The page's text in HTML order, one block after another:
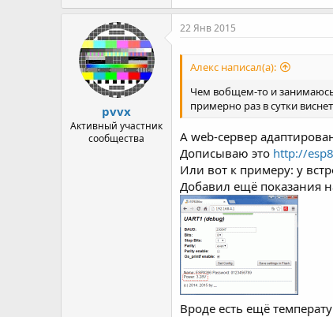
pvvx
Активный участник
сообщества
22 Янв 2015
Алекс написал(а):
Чем вобщем-то и
примерно раз в сутки
А web-сервер
Дописываю это http://
Или вот к примеру: у
Добавил ещё показания
Вроде есть ещё